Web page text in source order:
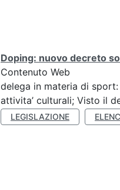
Doping: nuovo decreto
Contenuto Web
delega in materia di
attivita’ culturali; Visto il
LEGISLAZIONE